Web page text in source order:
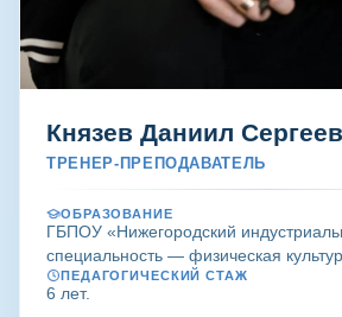
Князев Даниил
ТРЕНЕР-ПРЕПОДАВАТЕЛЬ
ОБРАЗОВАНИЕ
ГБПОУ «Нижегородский
специальность — физическая
ПЕДАГОГИЧЕСКИЙ СТАЖ
6 лет.